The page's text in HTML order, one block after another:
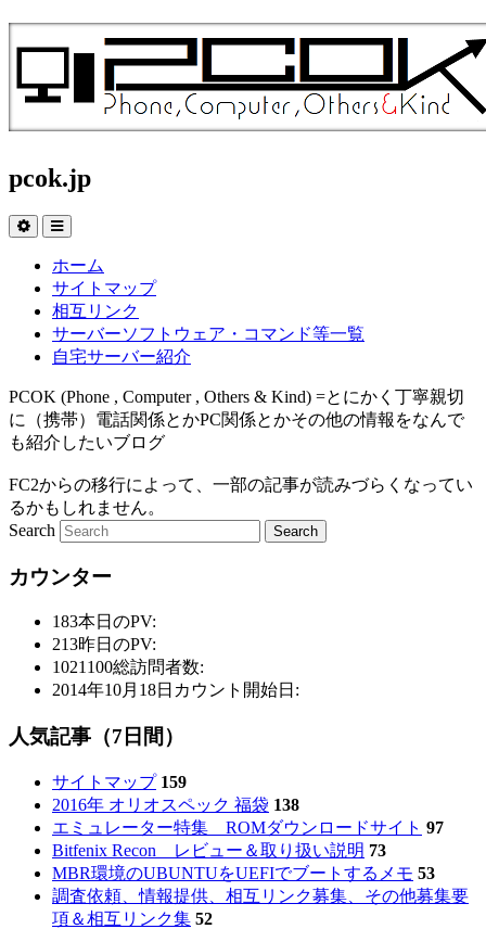
pcok.jp
ホーム
サイトマップ
相互リンク
サーバーソフトウェア・コマンド等一覧
自宅サーバー紹介
PCOK (Phone , Computer , Others & Kind) =とにかく丁寧親切
に（携帯）電話関係とかPC関係とかその他の情報をなんで
も紹介したいブログ
FC2からの移行によって、一部の記事が読みづらくなってい
るかもしれません。
Search
カウンター
183本日のPV:
213昨日のPV:
1021100総訪問者数:
2014年10月18日 カウント開始日:
人気記事（7日間）
サイトマップ 159
2016年 オリオスペック 福袋 138
エミュレーター特集 ROMダウンロードサイト 97
Bitfenix Recon レビュー＆取り扱い説明 73
MBR環境のUBUNTUをUEFIでブートするメモ 53
調査依頼、情報提供、相互リンク募集、その他募集要
項＆相互リンク集 52